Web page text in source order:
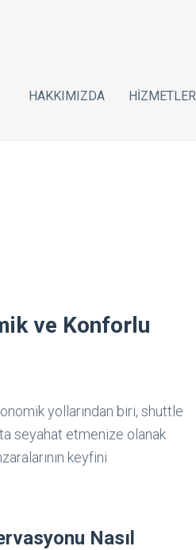
HAKKIMIZDA HIZMETLER
ve Konforlu
yollarından biri, shuttle
seyahat etmenize olanak
keyfini
Nasıl